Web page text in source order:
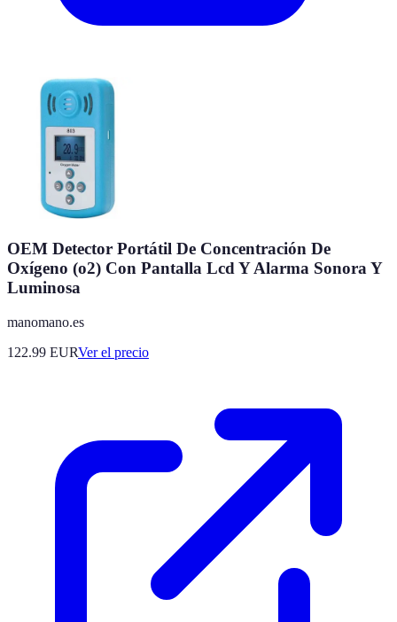
OEM Detector Portátil De Concentración De
Oxígeno (o2) Con Pantalla Lcd Y Alarma Sonora Y
Luminosa
manomano.es
122.99 EURVer el precio